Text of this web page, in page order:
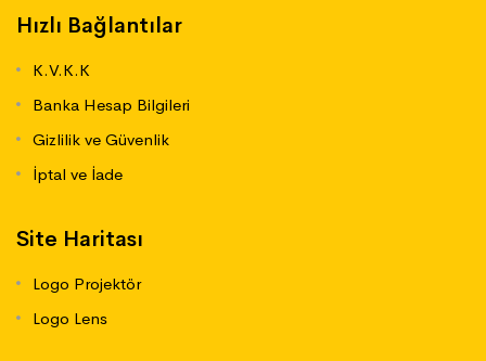
Hızlı Bağlantılar
K.V.K.K
Banka Hesap Bilgileri
Gizlilik ve Güvenlik
İptal ve İade
Site Haritası
Logo Projektör
Logo Lens